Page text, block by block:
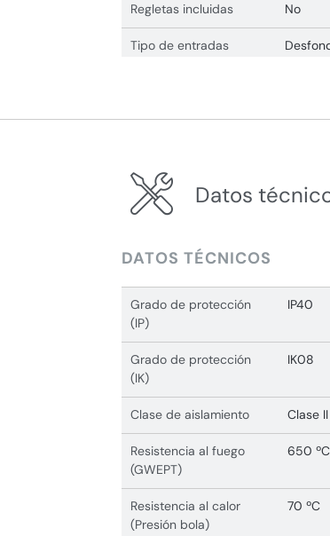
Regletas incluidas No
Tipo de entradas
Datos
DATOS TÉCNICOS
Grado de protección
(IP)
IP40
Grado de protección
(IK)
IK08
Clase de aislamiento Clase II
Resistencia al fuego
(GWEPT)
650 ºC
Resistencia al calor
(Presión bola)
70 ºC